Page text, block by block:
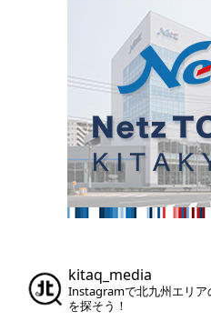
kitaq_media
Instagramで北九州エリア
を探そう！